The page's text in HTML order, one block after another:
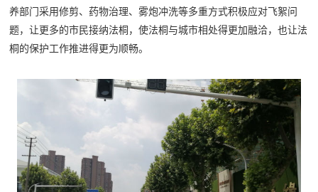
养部门采用修剪、药物治理、雾炮冲洗等多重方式积极应对飞絮问
题，让更多的市民接纳法桐，使法桐与城市相处得更加融洽，也让法
桐的保护工作推进得更为顺畅。